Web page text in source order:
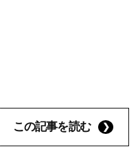
この記事を読む